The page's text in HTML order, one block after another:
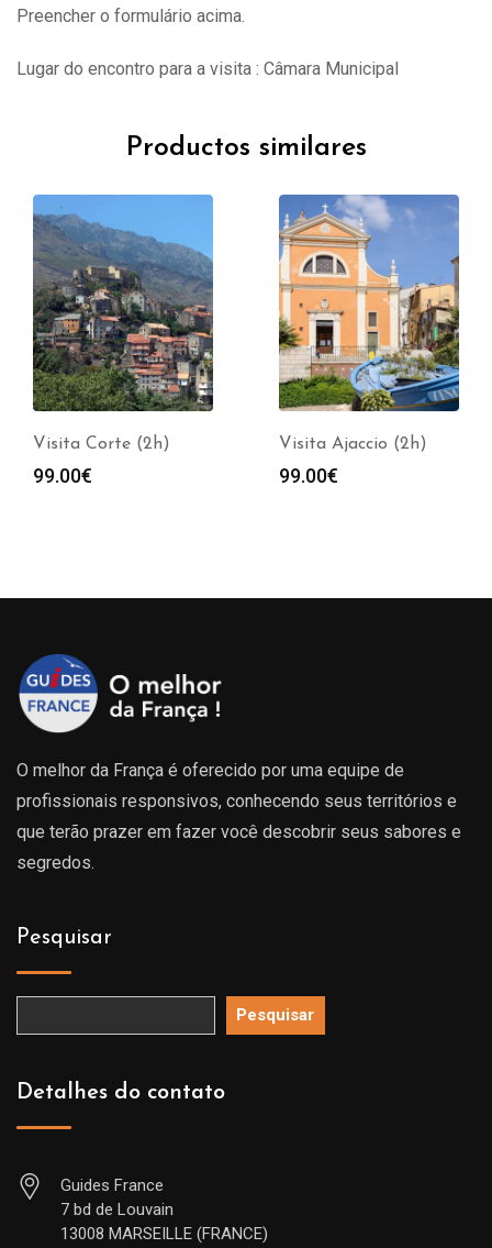
Preencher o formulário acima.
Lugar do encontro para a visita : Câmara Municipal
Productos similares
Visita Corte (2h)
99.00€
Visita Ajaccio (2h)
99.00€
O melhor da França é oferecido por uma equipe de
profissionais responsivos, conhecendo seus territórios e
que terão prazer em fazer você descobrir seus sabores e
segredos.
Pesquisar
Pesquisar
Detalhes do contato
Guides France
7 bd de Louvain
13008 MARSEILLE (FRANCE)